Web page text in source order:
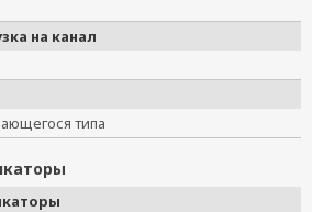
на канал
типа